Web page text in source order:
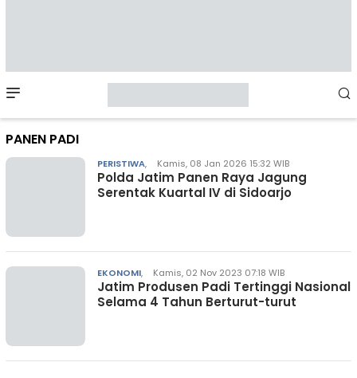
Menu
PANEN PADI
PERISTIWA, Kamis, 08 Jan 2026 15:32 WIB
Polda Jatim Panen Raya Jagung
Serentak Kuartal IV di Sidoarjo
EKONOMI, Kamis, 02 Nov 2023 07:18 WIB
Jatim Produsen Padi Tertinggi Nasional
Selama 4 Tahun Berturut-turut